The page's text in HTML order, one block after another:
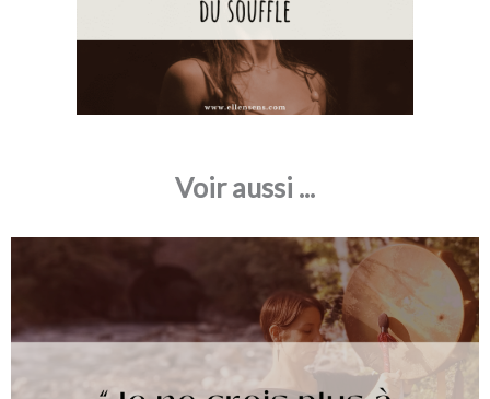
Voir aussi ...